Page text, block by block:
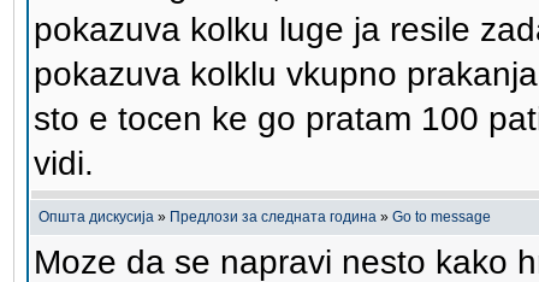
pokazuva kolku luge ja resile
pokazuva kolklu vkupno
sto e tocen ke go pratam 100
vidi.
Општа дискусија » Предлози за следната година » Go to message
Moze da se napravi nesto kako